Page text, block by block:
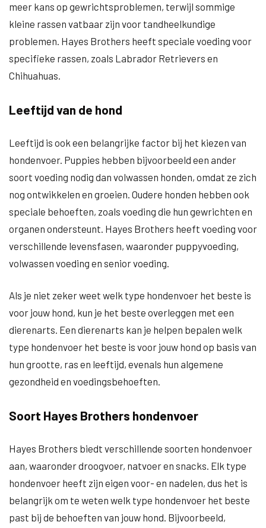
meer kans op gewrichtsproblemen, terwijl sommige
kleine rassen vatbaar zijn voor tandheelkundige
problemen. Hayes Brothers heeft speciale voeding voor
specifieke rassen, zoals Labrador Retrievers en
Chihuahuas.
Leeftijd van de hond
Leeftijd is ook een belangrijke factor bij het kiezen van
hondenvoer. Puppies hebben bijvoorbeeld een ander
soort voeding nodig dan volwassen honden, omdat ze zich
nog ontwikkelen en groeien. Oudere honden hebben ook
speciale behoeften, zoals voeding die hun gewrichten en
organen ondersteunt. Hayes Brothers heeft voeding voor
verschillende levensfasen, waaronder puppyvoeding,
volwassen voeding en senior voeding.
Als je niet zeker weet welk type hondenvoer het beste is
voor jouw hond, kun je het beste overleggen met een
dierenarts. Een dierenarts kan je helpen bepalen welk
type hondenvoer het beste is voor jouw hond op basis van
hun grootte, ras en leeftijd, evenals hun algemene
gezondheid en voedingsbehoeften.
Soort Hayes Brothers hondenvoer
Hayes Brothers biedt verschillende soorten hondenvoer
aan, waaronder droogvoer, natvoer en snacks. Elk type
hondenvoer heeft zijn eigen voor- en nadelen, dus het is
belangrijk om te weten welk type hondenvoer het beste
past bij de behoeften van jouw hond. Bijvoorbeeld,